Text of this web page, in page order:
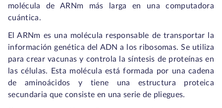
molécula de ARNm más larga en una computadora
cuántica.
El ARNm es una molécula responsable de transportar la
información genética del ADN a los ribosomas. Se utiliza
para crear vacunas y controla la síntesis de proteínas en
las células. Esta molécula está formada por una cadena
de aminoácidos y tiene una estructura proteica
secundaria que consiste en una serie de pliegues.